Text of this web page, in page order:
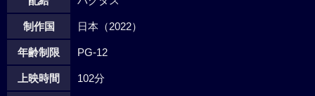
制作国 日本（2022）
年齢制限 PG-12
上映時間 102分